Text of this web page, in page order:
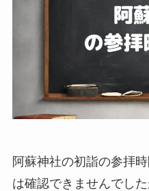
阿蘇神社の初詣の参拝
は確認できませんでし